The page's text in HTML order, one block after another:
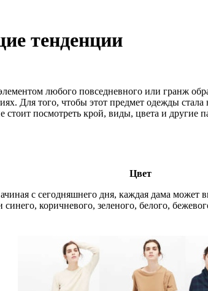
тенденции
любого повседневного или гранж
Для того, чтобы этот предмет одежды
стоит посмотреть крой, виды, цвета и
Цвет
с сегодняшнего дня, каждая дама может
коричневого, зеленого, белого,